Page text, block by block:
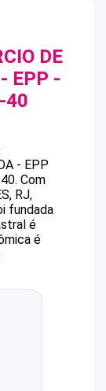
DE
EPP -
40
- EPP
. Com
RJ,
fundada
é
é